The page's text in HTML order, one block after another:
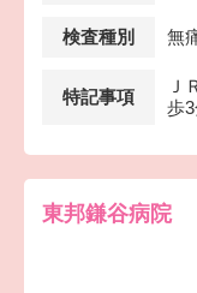
検査種別 無
特記事項
Ｊ
歩
東邦鎌谷病院